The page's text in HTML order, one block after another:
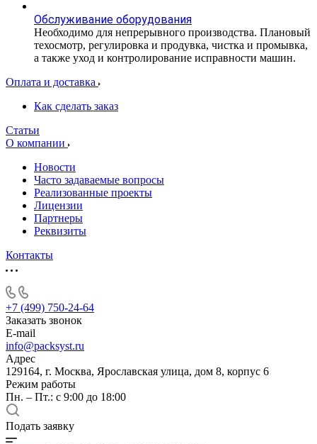
Обслуживание оборудования
Необходимо для непрерывного производства. Плановый
техосмотр, регулировка и продувка, чистка и промывка,
а также уход и контролирование исправности машин.
Оплата и доставка
Как сделать заказ
Статьи
О компании
Новости
Часто задаваемые вопросы
Реализованные проекты
Лицензии
Партнеры
Реквизиты
Контакты
+7 (499) 750-24-64
Заказать звонок
E-mail
info@packsyst.ru
Адрес
129164, г. Москва, Ярославская улица, дом 8, корпус 6
Режим работы
Пн. – Пт.: с 9:00 до 18:00
Подать заявку